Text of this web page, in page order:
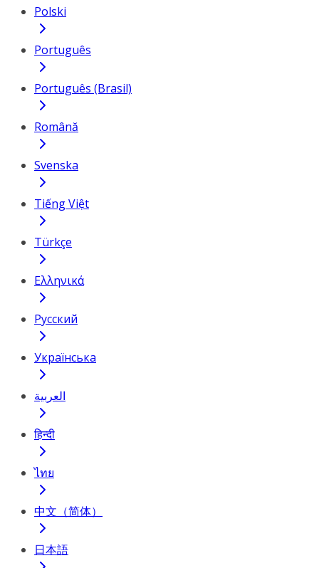
Polski
Português
Português (Brasil)
Română
Svenska
Tiếng Việt
Türkçe
Ελληνικά
Русский
Українська
العربية
हिन्दी
ไทย
中文（简体）
日本語